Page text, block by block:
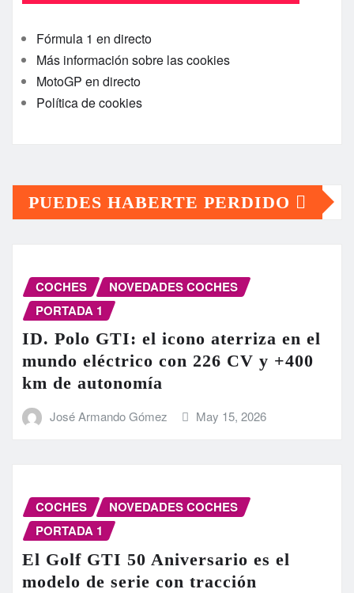
Fórmula 1 en directo
Más información sobre las cookies
MotoGP en directo
Política de cookies
PUEDES HABERTE PERDIDO
COCHES
NOVEDADES COCHES
PORTADA 1
ID. Polo GTI: el icono aterriza en el
mundo eléctrico con 226 CV y +400
km de autonomía
José Armando Gómez May 15, 2026
COCHES
NOVEDADES COCHES
PORTADA 1
El Golf GTI 50 Aniversario es el
modelo de serie con tracción